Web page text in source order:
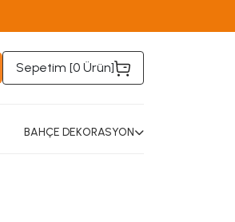
Sepetim [0 Ürün]
BAHÇE DEKORASYON